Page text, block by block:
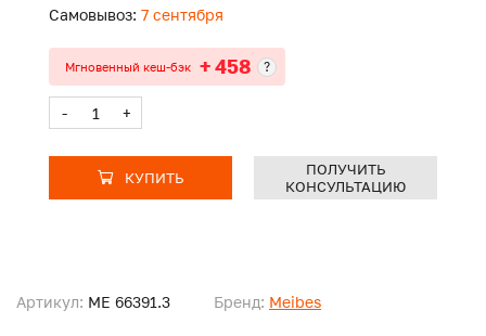
Артикул: ME 66391.3 Бренд: Meibes
Самовывоз: 7 сентября
Мгновенный кеш-бэк + 458 ?
- +
КУПИТЬ
ПОЛУЧИТЬ
КОНСУЛЬТАЦИЮ